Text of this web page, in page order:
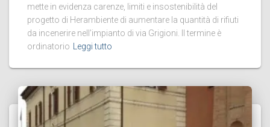
mette in evidenza carenze, limiti e insostenibilità del
progetto di Herambiente di aumentare la quantità di rifiuti
da incenerire nell’impianto di via Grigioni. Il termine è
ordinatorio
Leggi tutto